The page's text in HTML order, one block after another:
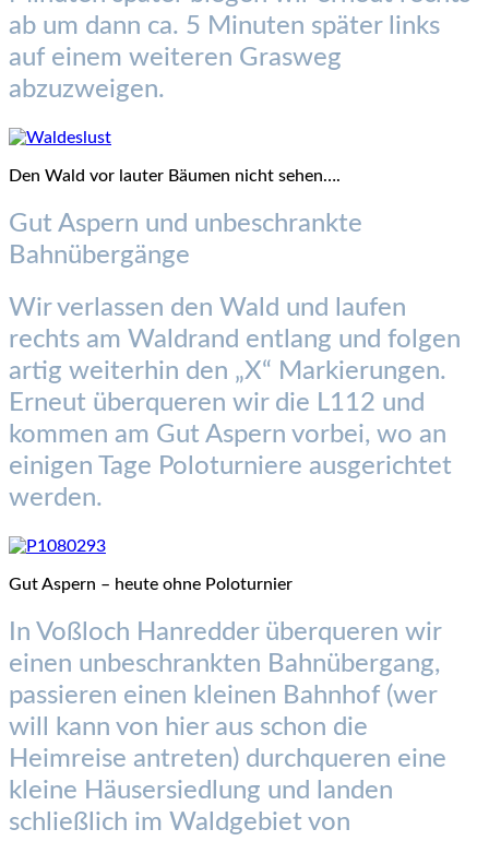
ab um dann ca. 5 Minuten später links
auf einem weiteren Grasweg
abzuzweigen.
Den Wald vor lauter Bäumen nicht sehen….
Gut Aspern und unbeschrankte
Bahnübergänge
Wir verlassen den Wald und laufen
rechts am Waldrand entlang und folgen
artig weiterhin den „X“ Markierungen.
Erneut überqueren wir die L112 und
kommen am Gut Aspern vorbei, wo an
einigen Tage Poloturniere ausgerichtet
werden.
Gut Aspern – heute ohne Poloturnier
In Voßloch Hanredder überqueren wir
einen unbeschrankten Bahnübergang,
passieren einen kleinen Bahnhof (wer
will kann von hier aus schon die
Heimreise antreten) durchqueren eine
kleine Häusersiedlung und landen
schließlich im Waldgebiet von